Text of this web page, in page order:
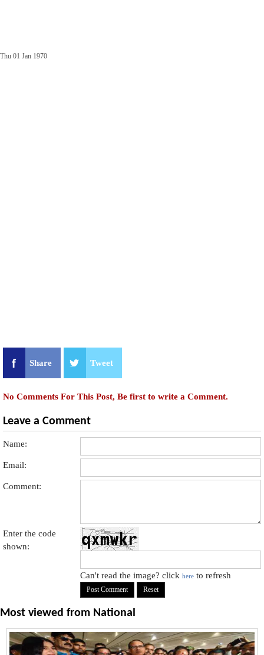
Thu 01 Jan 1970
Share Tweet
No Comments For This Post, Be first to write a Comment.
Leave a Comment
Name:
Email:
Comment:
Enter the code
shown:
Can't read the image? clickhere to refresh
Most viewed from National